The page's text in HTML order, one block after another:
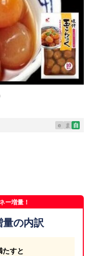
e ま 自
ー増量！
量の内訳
たすと